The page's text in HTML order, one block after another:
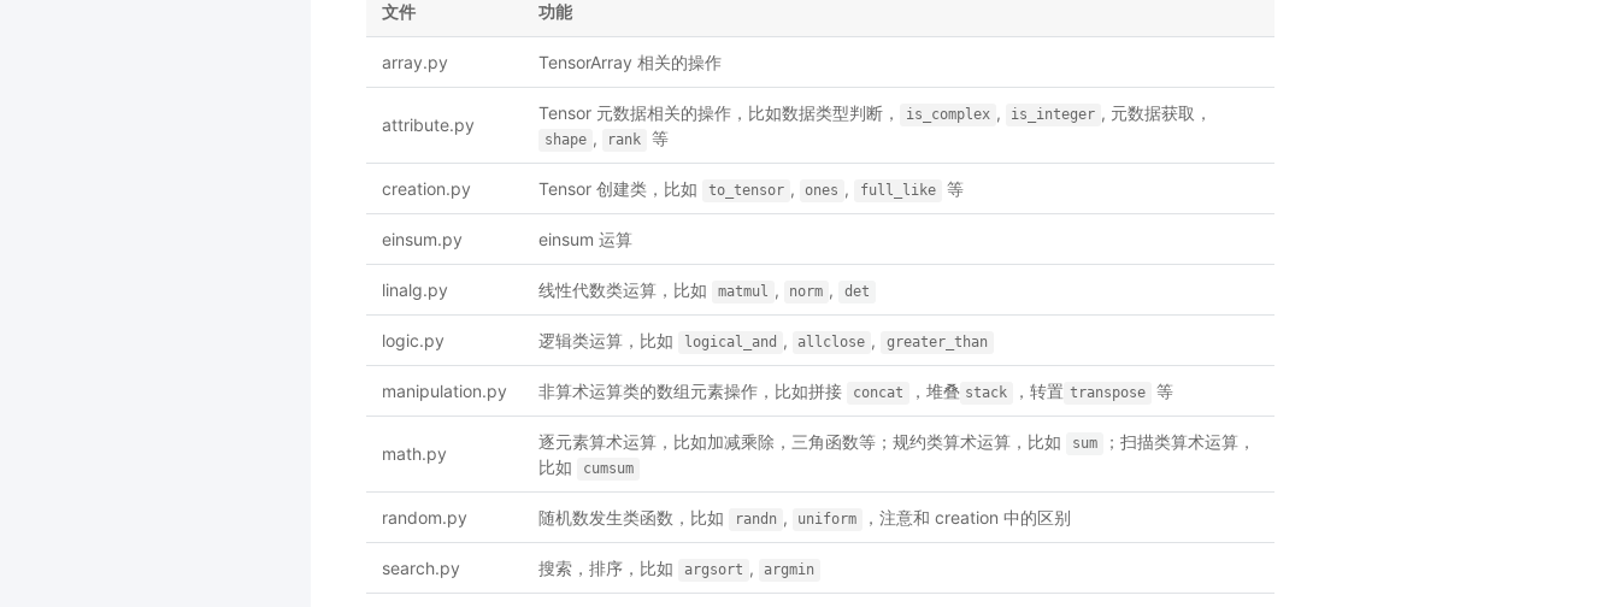
文件 功能
array.py TensorArray 相关的操作
attribute.py
Tensor 元数据相关的操作，比如数据类型判断， is_complex , is_integer , 元数据获取，
shape , rank 等
creation.py Tensor 创建类，比如 to_tensor , ones , full_like 等
einsum.py einsum 运算
linalg.py 线性代数类运算，比如 matmul , norm , det
logic.py 逻辑类运算，比如 logical_and , allclose , greater_than
manipulation.py 非算术运算类的数组元素操作，比如拼接 concat ，堆叠 stack ，转置 transpose 等
math.py
逐元素算术运算，比如加减乘除，三角函数等；规约类算术运算，比如 sum
；扫描类算术运算，
比如
cumsum
random.py 随机数发生类函数，比如 randn , uniform ，注意和 creation 中的区别
search.py 搜索，排序，比如 argsort , argmin